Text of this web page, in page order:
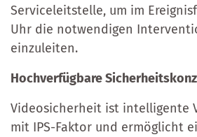
Serviceleitstelle, um im
Uhr die notwendigen
einzuleiten.
Hochverfügbare
Videosicherheit ist intelligente
mit IPS-Faktor und ermöglicht